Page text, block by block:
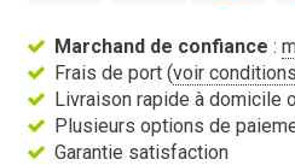
Marchand de confiance :
Frais de port (voir conditions
Livraison rapide à domicile
Plusieurs options de
Garantie satisfaction